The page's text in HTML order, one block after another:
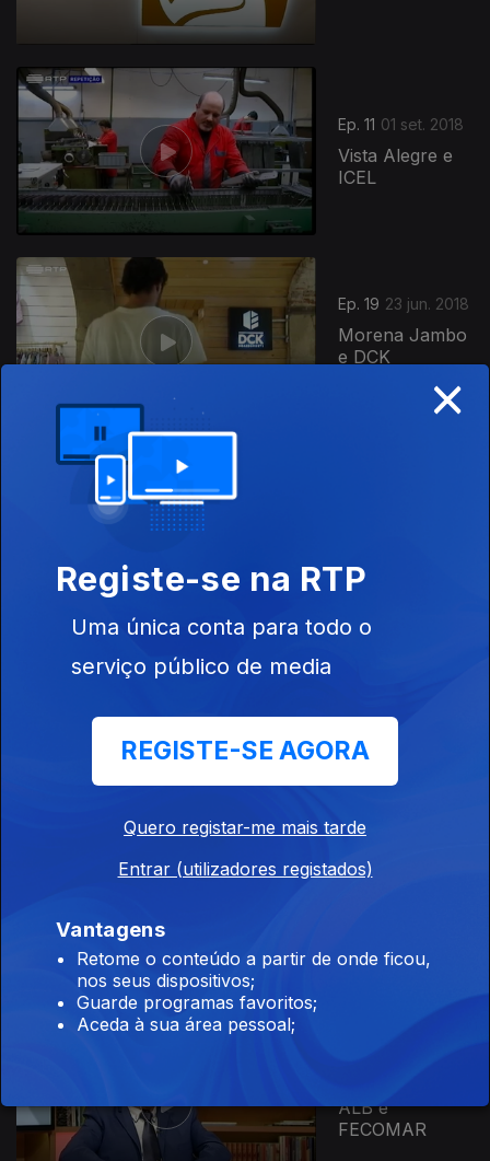
Ep. 11 01 set. 2018
Vista Alegre e
ICEL
Ep. 19 23 jun. 2018
Morena Jambo
e DCK
Água de Luso e
Artisani Gelados
Ep. 16
Grupo Skillmind
ALB e
FECOMAR
×
Registe-se na RTP
Uma única conta para todo o
serviço público de media
REGISTE-SE AGORA
Quero registar-me mais tarde
Entrar (utilizadores registados)
Vantagens
Retome o conteúdo a partir de onde ficou,
nos seus dispositivos;
Guarde programas favoritos;
Aceda à sua área pessoal;